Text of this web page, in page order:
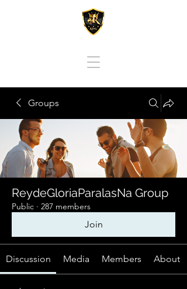
Groups
ReydeGloriaParalasNa Group
Public · 287 members
Join
Discussion Media Members About